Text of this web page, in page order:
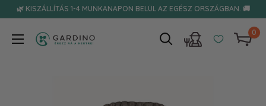
Tovább🌿 KISZÁLLÍTÁS 1-4 MUNKANAPON BELÜL AZ EGÉSZ ORSZÁGBAN. 🚚
Gardino
0